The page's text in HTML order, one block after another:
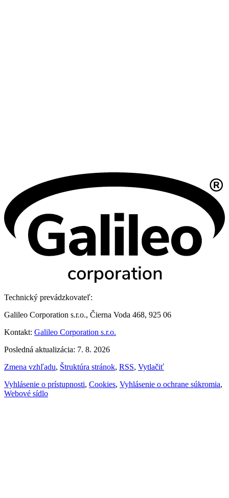
Technický prevádzkovateľ:
Galileo Corporation s.r.o., Čierna Voda 468, 925 06
Kontakt: Galileo Corporation s.r.o.
Posledná aktualizácia: 7. 8. 2026
Zmena vzhľadu, Štruktúra stránok, RSS, Vytlačiť
Vyhlásenie o prístupnosti, Cookies, Vyhlásenie o ochrane súkromia,
Webové sídlo